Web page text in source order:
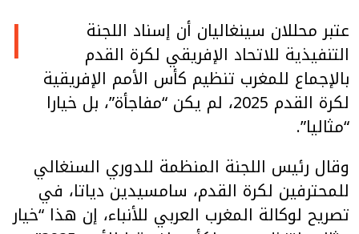
ا عتبر محللان سينغاليان أن إسناد اللجنة
التنفيذية للاتحاد الإفريقي لكرة القدم
بالإجماع للمغرب تنظيم كأس الأمم الإفريقية
لكرة القدم 2025، لم يكن “مفاجأة”، بل خيارا
“مثاليا”.
وقال رئيس اللجنة المنظمة للدوري السنغالي
للمحترفين لكرة القدم، سامسيدين دياتا، في
تصريح لوكالة المغرب العربي للأنباء، إن هذا “خيار